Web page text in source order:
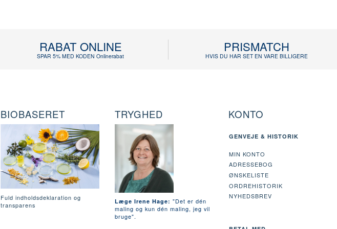
RABAT ONLINE
SPAR 5% MED KODEN Onlinerabat
PRISMATCH
HVIS DU HAR SET EN VARE BILLIGERE
BIOBASERET
Fuld indholdsdeklaration og
transparens
TRYGHED
Læge Irene Hage: "Det er dén
maling og kun dén maling, jeg vil
bruge".
KONTO
GENVEJE & HISTORIK
MIN KONTO
ADRESSEBOG
ØNSKELISTE
ORDREHISTORIK
NYHEDSBREV